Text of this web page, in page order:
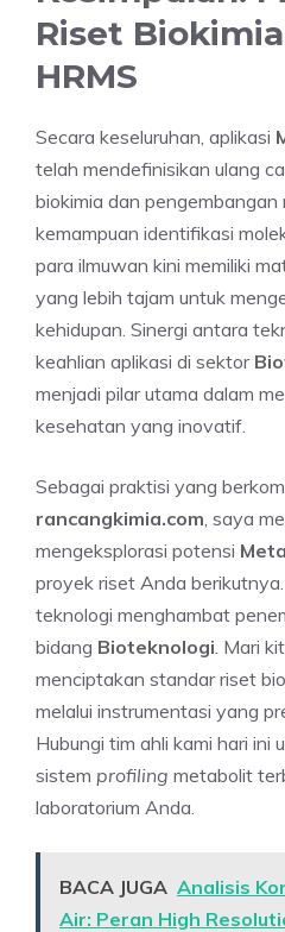
Riset
HRMS
Secara keseluruhan, aplikasi
telah mendefinisikan ulang
biokimia dan pengembangan
kemampuan identifikasi
para ilmuwan kini memiliki
yang lebih tajam untuk
kehidupan. Sinergi antara
keahlian aplikasi di sektor
menjadi pilar utama dalam
kesehatan yang inovatif.
Sebagai praktisi yang
rancangkimia.com , saya
mengeksplorasi potensi
proyek riset Anda
teknologi menghambat
bidang Bioteknologi . Mari
menciptakan standar riset
melalui instrumentasi yang
Hubungi tim ahli kami hari ini
sistem profiling metabolit
laboratorium Anda.
BACA JUGA Analisis
Air: Peran High